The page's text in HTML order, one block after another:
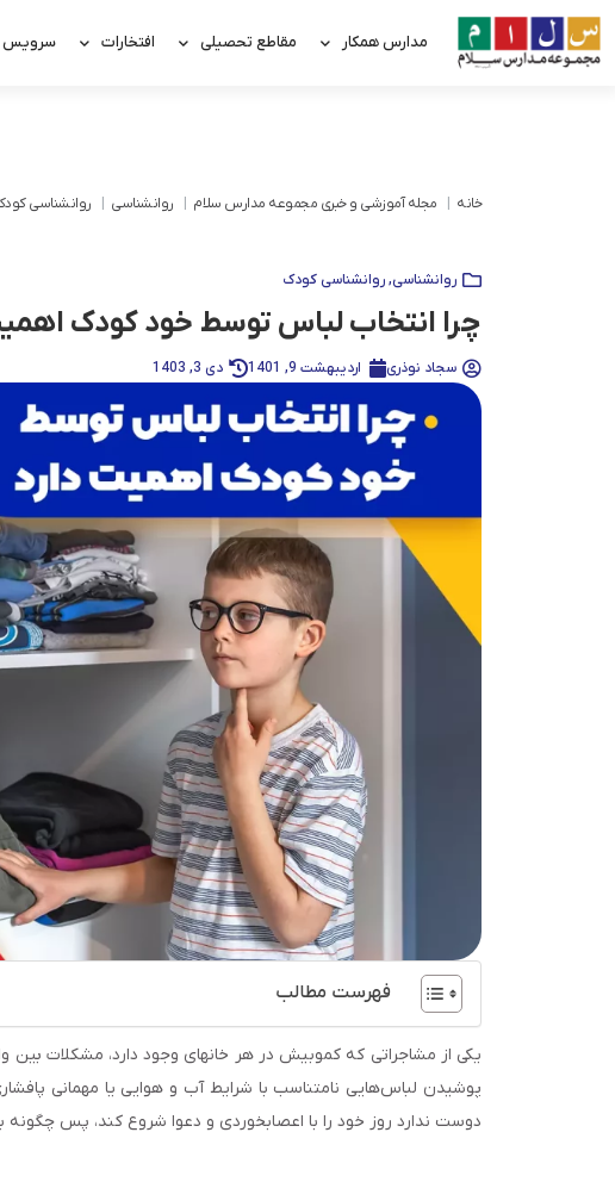
مدارس همکار مقاطع تحصیلی افتخارات سرویس
خانه مجله آموزشی و خبری مجموعه مدارس سلام روانشناسی روانشناسی
روانشناسی,روانشناسی کودک
چرا انتخاب لباس توسط خود کودک
سجاد نوذری اردیبهشت 9, 1401 دی 3, 1403
فهرست مطالب
یکی از مشاجراتی که کم­وبیش در هر خانه­ای وجود دارد، مشکلات بین
پوشیدن لباس‌هایی نامتناسب با شرایط آب و هوایی یا مهمانی
دوست ندارد روز خود را با اعصاب­خوردی و دعوا شروع کند، پس چگونه